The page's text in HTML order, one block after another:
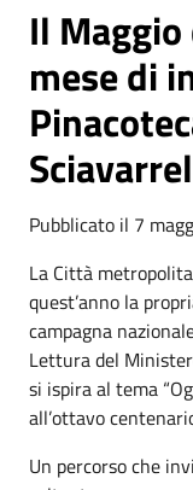
Il
mese di
Pubblicato il 7
La Città
quest’anno la
campagna
Lettura del
si ispira al tema
all’ottavo
Un percorso che